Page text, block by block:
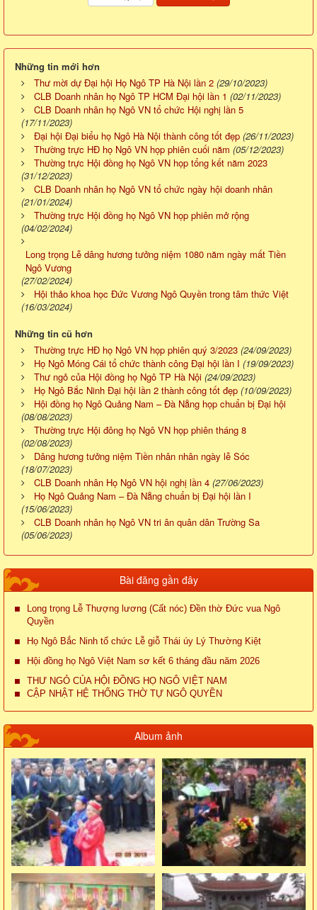
Những tin mới hơn
Thư mời dự Đại hội Họ Ngô TP Hà Nội lần 2 (29/10/2023)
CLB Doanh nhân họ Ngô TP HCM Đại hội lần 1 (02/11/2023)
CLB Doanh nhân họ Ngô VN tổ chức Hội nghị lần 5
(17/11/2023)
Đại hội Đại biểu họ Ngô Hà Nội thành công tốt đẹp (26/11/2023)
Thường trực HĐ họ Ngô VN họp phiên cuối năm (05/12/2023)
Thường trực Hội đồng họ Ngô VN họp tổng kết năm 2023
(31/12/2023)
CLB Doanh nhân họ Ngô VN tổ chức ngày hội doanh nhân
(21/01/2024)
Thường trực Hội đồng họ Ngô VN họp phiên mở rộng
(04/02/2024)
Long trọng Lễ dâng hương tưởng niệm 1080 năm ngày mất Tiền
Ngô Vương
(27/02/2024)
Hội thảo khoa học Đức Vương Ngô Quyền trong tâm thức Việt
(16/03/2024)
Những tin cũ hơn
Thường trực HĐ họ Ngô VN họp phiên quý 3/2023 (24/09/2023)
Họ Ngô Móng Cái tổ chức thành công Đại hội lần I (19/09/2023)
Thư ngỏ của Hội đồng họ Ngô TP Hà Nội (24/09/2023)
Họ Ngô Bắc Ninh Đại hội lần 2 thành công tốt đẹp (10/09/2023)
Hội đồng họ Ngô Quảng Nam – Đà Nẵng họp chuẩn bị Đại hội
(08/08/2023)
Thường trực Hội đông họ Ngô VN họp phiên tháng 8
(02/08/2023)
Dâng hương tưởng niệm Tiền nhân nhân ngày lễ Sóc
(18/07/2023)
CLB Doanh nhân Họ Ngô VN hội nghị lần 4 (27/06/2023)
Họ Ngô Quảng Nam – Đà Nẵng chuẩn bị Đại hội lần I
(15/06/2023)
CLB Doanh nhân họ Ngô VN tri ân quân dân Trường Sa
(05/06/2023)
Bài đăng gần đây
Long trọng Lễ Thượng lương (Cất nóc) Đền thờ Đức vua Ngô
Quyền
Họ Ngô Bắc Ninh tổ chức Lễ giỗ Thái úy Lý Thường Kiệt
Hội đồng họ Ngô Việt Nam sơ kết 6 tháng đầu năm 2026
THƯ NGỎ CỦA HỘI ĐỒNG HỌ NGÔ VIỆT NAM
CẬP NHẬT HỆ THỐNG THỜ TỰ NGÔ QUYỀN
Album ảnh